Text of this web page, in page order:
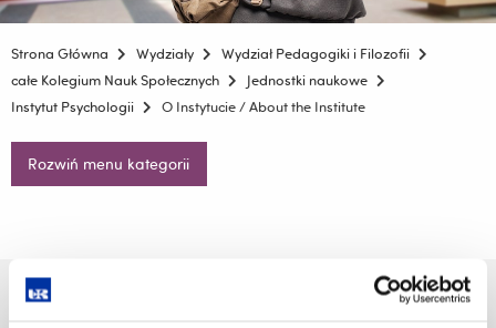
Strona Główna Wydziały
Wydział Pedagogiki i Filozofii
całe Kolegium Nauk Społecznych
Jednostki naukowe
Instytut Psychologii
O Instytucie / About the Institute
Rozwiń menu kategorii